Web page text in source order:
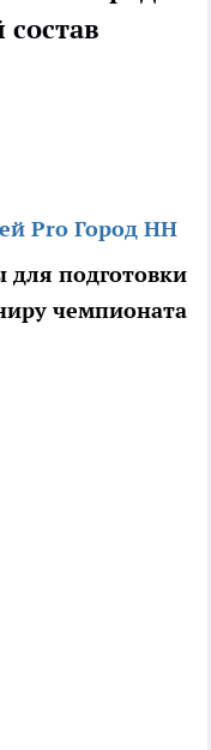
Pro Город НН
подготовки
чемпионата